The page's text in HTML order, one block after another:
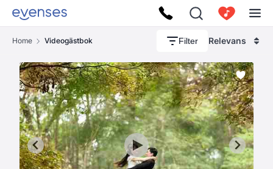
Home Videogästbok Filter Relevans